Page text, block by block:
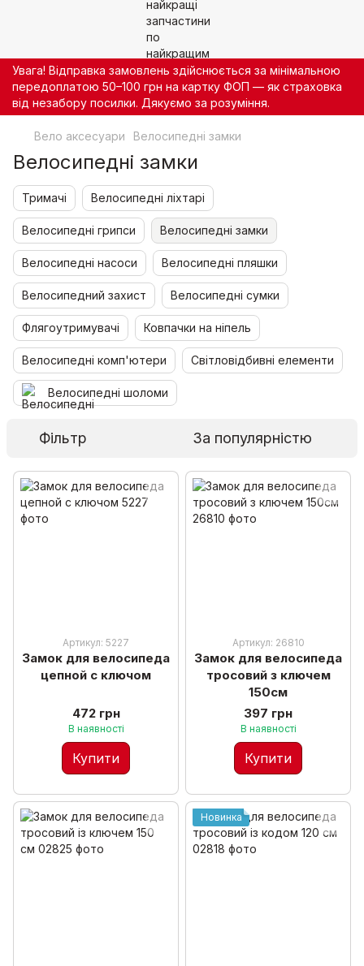
Увага! Відправка замовлень здійснюється за мінімальною
передоплатою 50–100 грн на картку ФОП — як страховка
від незабору посилки. Дякуємо за розуміння.
Вело аксесуари Велосипедні замки
Велосипедні замки
Тримачі Велосипедні ліхтарі
Велосипедні грипси Велосипедні замки
Велосипедні насоси Велосипедні пляшки
Велосипедний захист Велосипедні сумки
Флягоутримувачі Ковпачки на ніпель
Велосипедні комп'ютери Світловідбивні елементи
Велосипедні шоломи
Фільтр За популярністю
Артикул: 5227
Замок для велосипеда
цепной с ключом
472 грн
В наявності
Купити
Артикул: 26810
Замок для велосипеда
тросовий з ключем
150см
397 грн
В наявності
Купити
Новинка